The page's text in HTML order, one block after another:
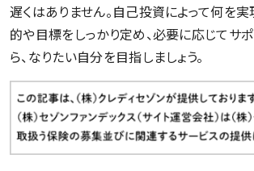
遅くはありません。自己投資によって何を実
的や目標をしっかり定め、必要に応じてサ
ら、なりたい自分を目指しましょう。